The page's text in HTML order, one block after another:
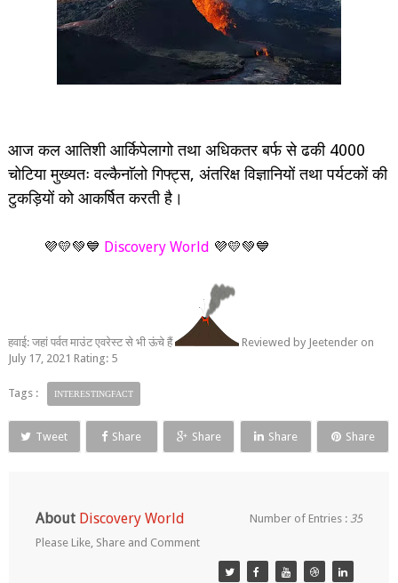
आज कल आतिशी आर्किपेलागो तथा अधिकतर बर्फ से ढकी 4000
चोटिया मुख्यतः वल्कैनाॅलो गिफ्ट्स, अंतरिक्ष विज्ञानियों तथा पर्यटकों की
टुकड़ियों को आकर्षित करती है।
💜💛💚💙 Discovery World 💜💛💚💙
हवाई: जहां पर्वत माउंट एवरेस्ट से भी ऊंचे हैं Reviewed by Jeetenderon
July 17, 2021 Rating: 5
Tags : INTERESTINGFACT
Tweet Share Share Share Share
About Discovery World Number of Entries : 35
Please Like, Share and Comment